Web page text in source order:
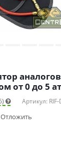
от 0 до 5
Артикул: RIF-
Отложить